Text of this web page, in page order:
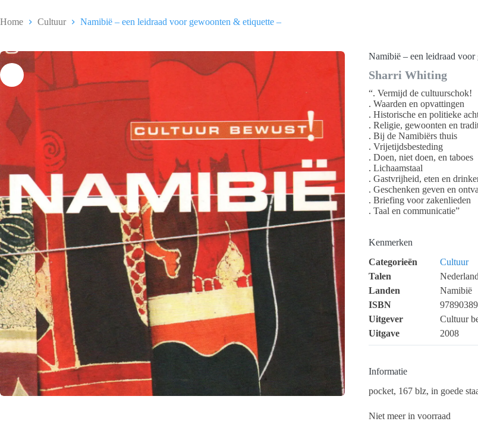
Home Cultuur Namibië – een leidraad voor gewoonten & etiquette –
Namibië – een leidraad
Sharri Whiting
“. Vermijd de cultuurschok!
. Waarden en opvattingen
. Historische en politieke
. Religie, gewoonten en
. Bij de Namibiërs thuis
. Vrijetijdsbesteding
. Doen, niet doen, en taboes
. Lichaamstaal
. Gastvrijheid, eten en
. Geschenken geven en
. Briefing voor zakenlieden
. Taal en communicatie”
Kenmerken
Categorieën
Cultuur
Talen
Landen
Namibië
ISBN
Uitgever
Cultuur
Uitgave
2008
Informatie
pocket, 167 blz, in goede
Niet meer in voorraad